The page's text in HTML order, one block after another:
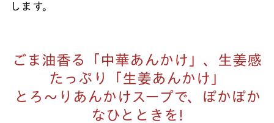
します。
ごま油香る「中華あんかけ」、生姜感
たっぷり「生姜あんかけ」
とろ～りあんかけスープで、ぽかぽか
なひとときを!